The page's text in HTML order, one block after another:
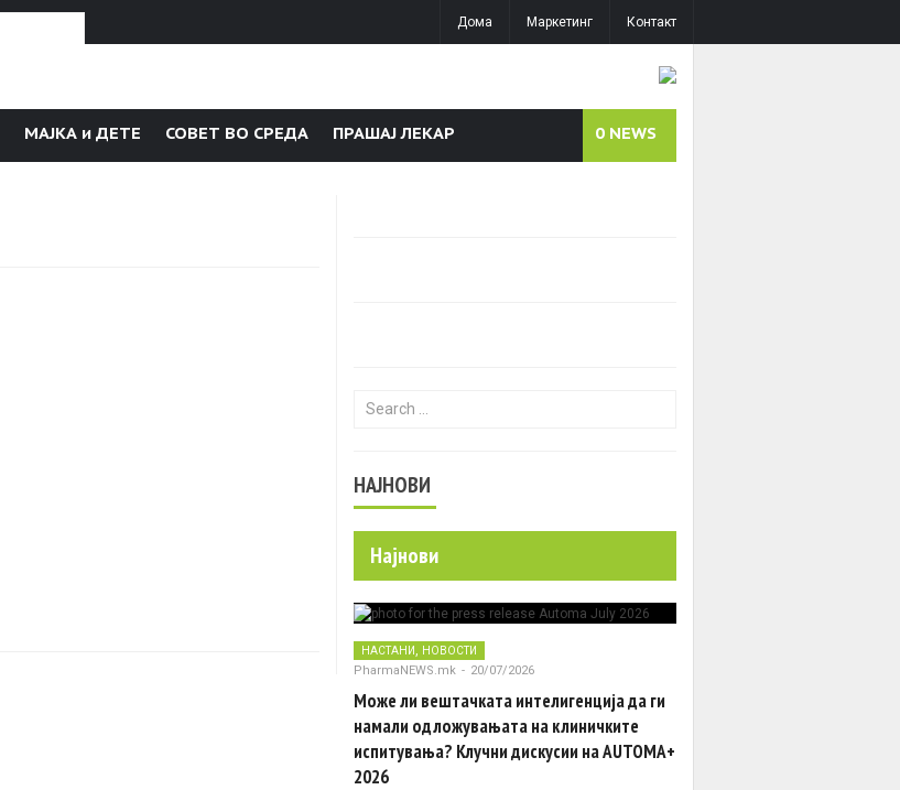
Дома Маркетинг Контакт
МАЈКА и ДЕТЕ СОВЕТ ВО СРЕДА ПРАШАЈ ЛЕКАР 0 NEWS
Search for:
НАЈНОВИ
Најнови
НАСТАНИ НОВОСТИ
PharmaNEWS.mk - 20/07/2026
Може ли вештачката интелигенција да ги
намали одложувањата на клиничките
испитувања? Клучни дискусии на AUTOMA+
2026